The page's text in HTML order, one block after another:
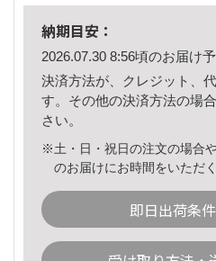
納期目安：
2026.07.30 8:56頃のお届け予
決済方法が、クレジット、
す。その他の決済方法の場
さい。
※土・日・祝日の注文の場合
のお届けにお時間をいただ
即日出荷条